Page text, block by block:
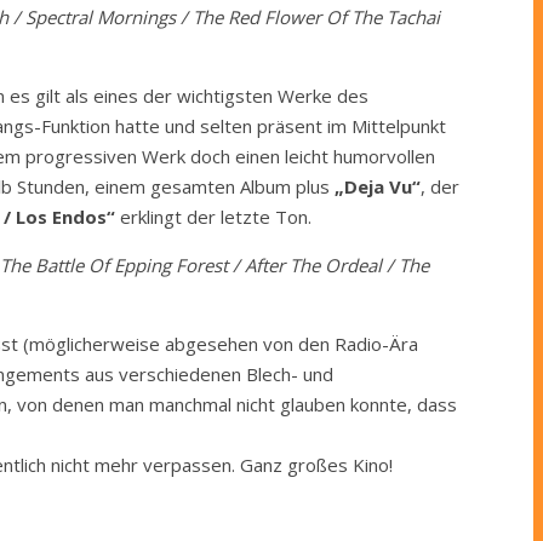
/ Spectral Mornings / The Red Flower Of The Tachai
gilt als eines der wichtigsten Werke des
Funktion hatte und selten präsent im Mittelpunkt
progressiven Werk doch einen leicht humorvollen
Stunden, einem gesamten Album plus „Deja Vu“, der
Los Endos“ erklingt der letzte Ton.
Battle Of Epping Forest / After The Ordeal / The
(möglicherweise abgesehen von den Radio-Ära
aus verschiedenen Blech- und
denen man manchmal nicht glauben konnte, dass
nicht mehr verpassen. Ganz großes Kino!